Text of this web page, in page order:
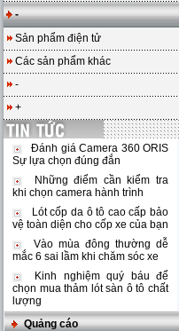
-
Sản phẩm điện tử
Các sản phẩm khác
-
+
Đánh giá Camera 360 ORIS
Sự lựa chọn đúng đắn
Những điểm cần kiểm tra
khi chọn camera hành trình
Lót cốp da ô tô cao cấp bảo
vệ toàn diện cho cốp xe của bạn
Vào mùa đông thường dễ
mắc 6 sai lầm khi chăm sóc xe
Kinh nghiệm quý báu để
chọn mua thảm lót sàn ô tô chất
lượng
Quảng cáo